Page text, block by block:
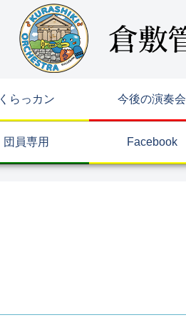
くらっカン 今後の演奏会
団員専用 Facebook